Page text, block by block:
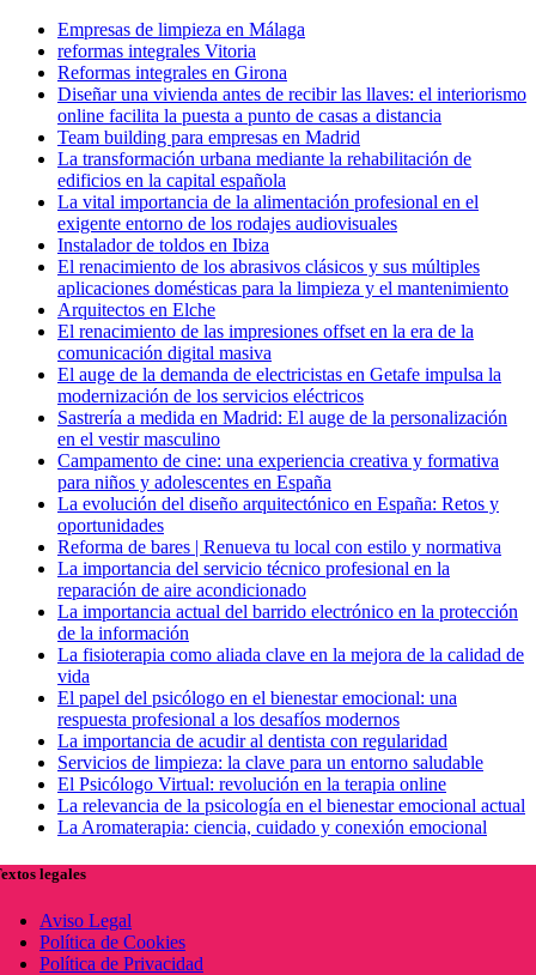
Empresas de limpieza en Málaga
reformas integrales Vitoria
Reformas integrales en Girona
Diseñar una vivienda antes de recibir las llaves: el interiorismo
online facilita la puesta a punto de casas a distancia
Team building para empresas en Madrid
La transformación urbana mediante la rehabilitación de
edificios en la capital española
La vital importancia de la alimentación profesional en el
exigente entorno de los rodajes audiovisuales
Instalador de toldos en Ibiza
El renacimiento de los abrasivos clásicos y sus múltiples
aplicaciones domésticas para la limpieza y el mantenimiento
Arquitectos en Elche
El renacimiento de las impresiones offset en la era de la
comunicación digital masiva
El auge de la demanda de electricistas en Getafe impulsa la
modernización de los servicios eléctricos
Sastrería a medida en Madrid: El auge de la personalización
en el vestir masculino
Campamento de cine: una experiencia creativa y formativa
para niños y adolescentes en España
La evolución del diseño arquitectónico en España: Retos y
oportunidades
Reforma de bares | Renueva tu local con estilo y normativa
La importancia del servicio técnico profesional en la
reparación de aire acondicionado
La importancia actual del barrido electrónico en la protección
de la información
La fisioterapia como aliada clave en la mejora de la calidad de
vida
El papel del psicólogo en el bienestar emocional: una
respuesta profesional a los desafíos modernos
La importancia de acudir al dentista con regularidad
Servicios de limpieza: la clave para un entorno saludable
El Psicólogo Virtual: revolución en la terapia online
La relevancia de la psicología en el bienestar emocional actual
La Aromaterapia: ciencia, cuidado y conexión emocional
legales
Aviso Legal
Política de Cookies
Política de Privacidad